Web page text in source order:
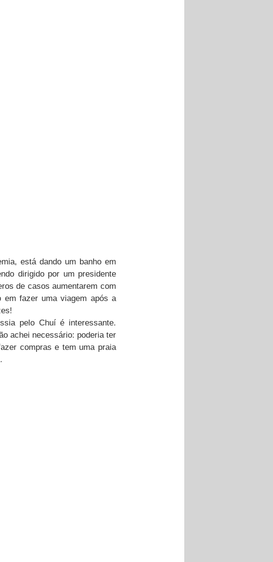
está dando um banho em
dirigido por um presidente
de casos aumentarem com
em fazer uma viagem após a
pelo Chuí é interessante.
achei necessário: poderia ter
compras e tem uma praia